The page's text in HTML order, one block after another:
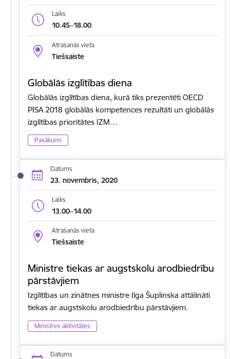
Laiks
10.45–18.00
Atrašanās vieta
Tiešsaiste
Globālās izglītības diena
Globālās izglītības diena, kurā tiks prezentēti OECD
PISA 2018 globālās kompetences rezultāti un globālās
izglītības prioritātes IZM…
Pasākumi
Datums
23. novembris, 2020
Laiks
13.00–14.00
Atrašanās vieta
Tiešsaiste
Ministre tiekas ar augstskolu arodbiedrību
pārstāvjiem
Izglītības un zinātnes ministre Ilga Šuplinska attālināti
tiekas ar augstskolu arodbiedrību pārstāvjiem.
Ministres aktivitātes
Datums